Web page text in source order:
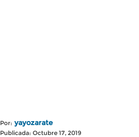
Por: yayozarate
Publicada: Octubre 17, 2019